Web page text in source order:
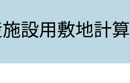
設用敷地計